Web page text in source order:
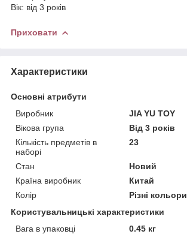
Вік: від 3 років
Приховати
Характеристики
Основні атрибути
Виробник
JIA YU TOY
Вікова група
Від 3 років
Кількість предметів в
наборі
23
Стан
Новий
Країна виробник
Китай
Колір
Різні кольори
Користувальницькі характеристики
Вага в упаковці
0.45 кг